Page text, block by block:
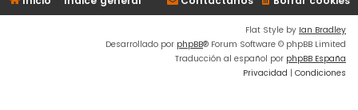
Flat Style by Ian Bradley
Desarrollado por phpBB® Forum Software © phpBB Limited
Traducción al español por phpBB España
Privacidad | Condiciones